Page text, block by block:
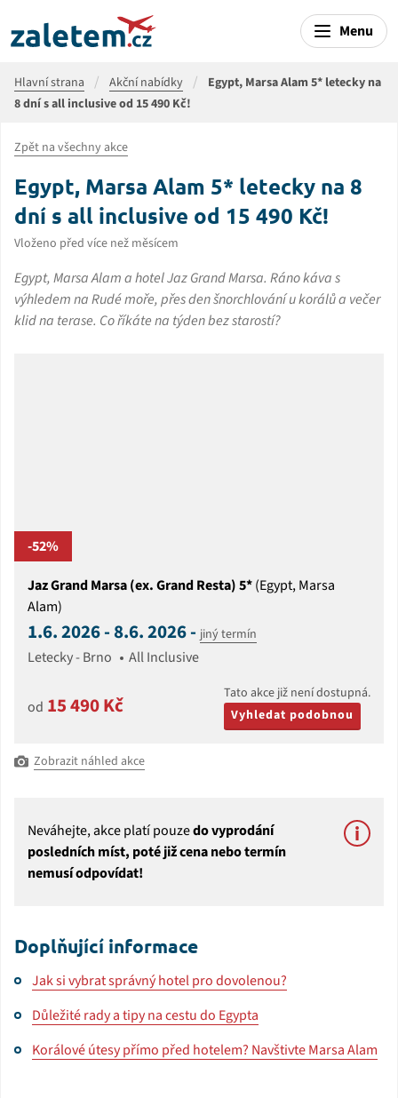
Menu
Hlavní strana Akční nabídky
Egypt, Marsa Alam 5* letecky na
8 dní s all inclusive od 15 490 Kč!
Zpět na všechny akce
Egypt, Marsa Alam 5* letecky na 8
dní s all inclusive od 15 490 Kč!
Vloženo před více než měsícem
Egypt, Marsa Alam a hotel Jaz Grand Marsa. Ráno káva s
výhledem na Rudé moře, přes den šnorchlování u korálů a večer
klid na terase. Co říkáte na týden bez starostí?
-52%
Jaz Grand Marsa (ex. Grand Resta) 5*(Egypt, Marsa
Alam)
1.6. 2026 - 8.6. 2026 - jiný termín
Letecky - Brno All Inclusive
od 15 490 Kč
Tato akce již není dostupná.
Vyhledat podobnou
Zobrazit náhled akce
Neváhejte, akce platí pouzedo vyprodání
posledních míst, poté již cena nebo termín
nemusí odpovídat!
Doplňující informace
Jak si vybrat správný hotel pro dovolenou?
Důležité rady a tipy na cestu do Egypta
Korálové útesy přímo před hotelem? Navštivte Marsa Alam